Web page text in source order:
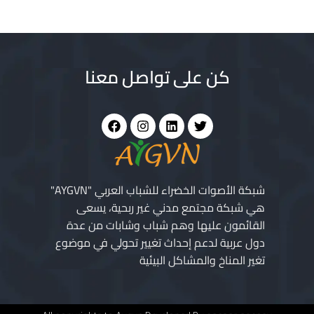
كن على تواصل معنا
شبكة الأصوات الخضراء للشباب العربي "AYGVN"
هي شبكة مجتمع مدني غير ربحية، يسعى
القائمون عليها وهم شباب وشابات من عدة
دول عربية لدعم إحداث تغيير تحولي في موضوع
تغير المناخ والمشاكل البيئية